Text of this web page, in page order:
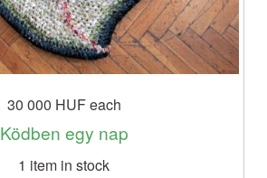
30 000 HUFeach
Ködben egy nap
1 item in stock